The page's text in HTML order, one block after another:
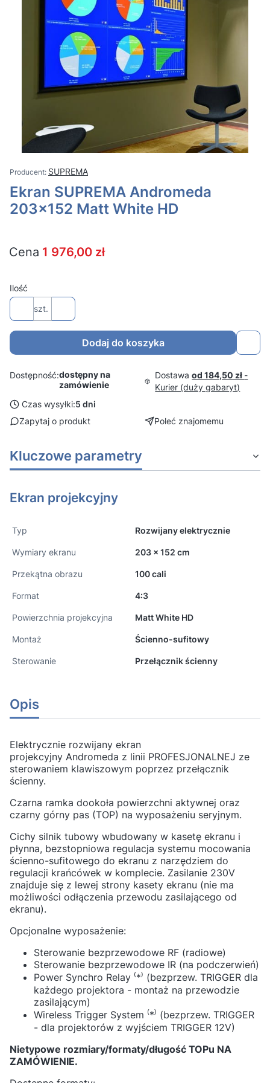
SUPREMA
Ekran SUPREMA Andromeda
203x152 Matt White HD
Cena 1 976,00 zł
Ilość
szt.
Dodaj do koszyka
Dostępność:dostępny na
zamówienie
Dostawaod 184,50 zł -
Kurier (duży gabaryt)
Czas wysyłki:5 dni
Zapytaj o produkt
Poleć znajomemu
Kluczowe parametry
Ekran projekcyjny
Typ Rozwijany elektrycznie
Wymiary ekranu 203 x 152 cm
Przekątna obrazu 100 cali
Format 4:3
Powierzchnia projekcyjna Matt White HD
Montaż Ścienno-sufitowy
Sterowanie Przełącznik ścienny
Opis
Elektrycznie rozwijany ekran
projekcyjny Andromeda z linii PROFESJONALNEJ ze
sterowaniem klawiszowym poprzez przełącznik
ścienny.
Czarna ramka dookoła powierzchni aktywnej oraz
czarny górny pas (TOP) na wyposażeniu seryjnym.
Cichy silnik tubowy wbudowany w kasetę ekranu i
płynna, bezstopniowa regulacja systemu mocowania
ścienno-sufitowego do ekranu z narzędziem do
regulacji krańcówek w komplecie. Zasilanie 230V
znajduje się z lewej strony kasety ekranu (nie ma
możliwości odłączenia przewodu zasilającego od
ekranu).
Opcjonalne wyposażenie:
Sterowanie bezprzewodowe RF (radiowe)
Sterowanie bezprzewodowe IR (na podczerwień)
Power Synchro Relay ⁽*⁾ (bezprzew. TRIGGER dla
każdego projektora - montaż na przewodzie
zasilającym)
Wireless Trigger System ⁽*⁾ (bezprzew. TRIGGER
- dla projektorów z wyjściem TRIGGER 12V)
Nietypowe rozmiary/formaty/długość TOPu NA
ZAMÓWIENIE.